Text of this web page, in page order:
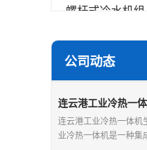
螺杆式冷水机组
冷水机和冷热
防爆冷水机
公司动态
连云港工业冷热一体
家
连云港工业冷热一体机
业冷热一体机是一种集